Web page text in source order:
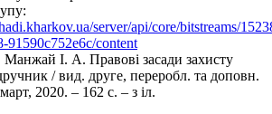
server/api/core/bitstreams/
91590c752e6c/content
І. А. Правові засади захисту
/ вид. друге, переробл. та доповн.
2020. – 162 с. – з іл.